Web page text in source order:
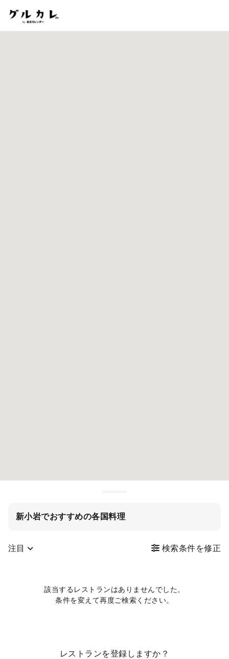
新小岩でおすすめの各国料理
注目 検索条件を修正
該当するレストランはありませんでした。
条件を変えて再度ご検索ください。
レストランを登録しますか？